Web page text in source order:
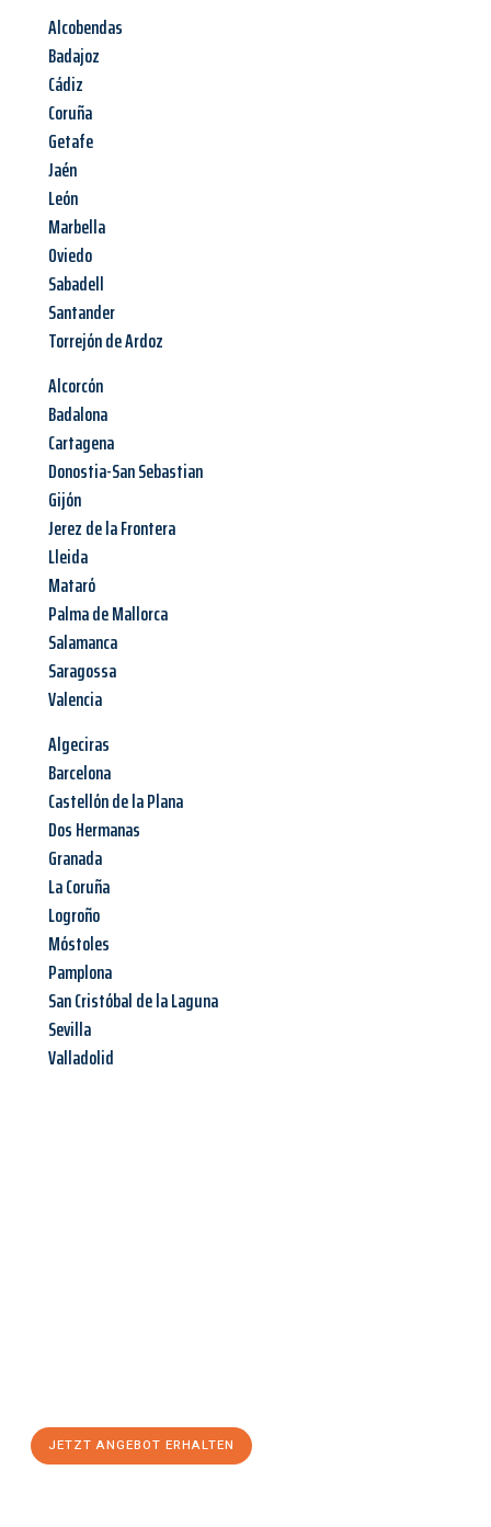
Alcobendas
Badajoz
Cádiz
Coruña
Getafe
Jaén
León
Marbella
Oviedo
Sabadell
Santander
Torrejón de Ardoz
Alcorcón
Badalona
Cartagena
Donostia-San Sebastian
Gijón
Jerez de la Frontera
Lleida
Mataró
Palma de Mallorca
Salamanca
Saragossa
Valencia
Algeciras
Barcelona
Castellón de la Plana
Dos Hermanas
Granada
La Coruña
Logroño
Móstoles
Pamplona
San Cristóbal de la Laguna
Sevilla
Valladolid
JETZT ANGEBOT ERHALTEN